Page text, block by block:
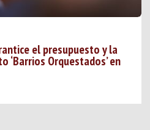
el presupuesto y la
‘Barrios Orquestados’ en